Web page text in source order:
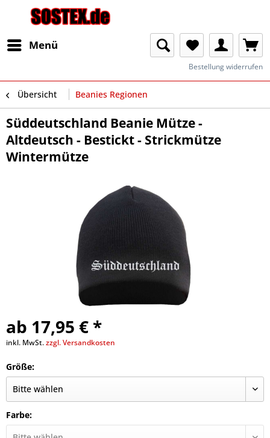
Menü
Bestellung widerrufen
Übersicht Beanies Regionen
Süddeutschland Beanie Mütze -
Altdeutsch - Bestickt - Strickmütze
Wintermütze
ab 17,95 € *
inkl. MwSt.zzgl. Versandkosten
Größe:
Farbe: